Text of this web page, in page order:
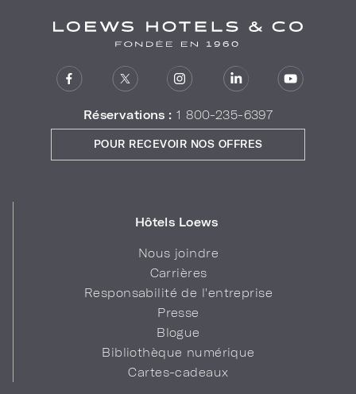
Réservations : 1 800-235-6397
Hôtels Loews
Nous joindre
Carrières
Responsabilité de l'entreprise
Presse
Blogue
Bibliothèque numérique
Cartes-cadeaux
POUR RECEVOIR NOS OFFRES